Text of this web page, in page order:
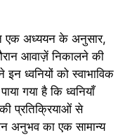
एक अध्ययन के अनुसार,
आवाज़ें निकालने की
ध्वनियों को स्वाभाविक
गया है कि ध्वनियाँ
की प्रतिक्रियाओं से
अनुभव का एक सामान्य